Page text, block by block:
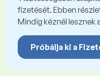
fizetését. Ebben
Mindig kéznél
Próbálja ki a